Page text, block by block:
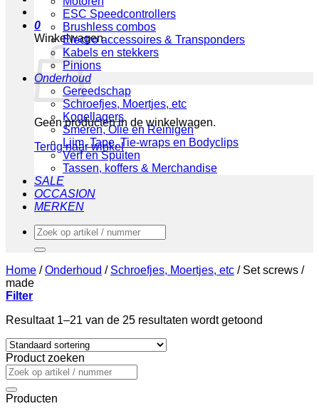
0
Winkelwagen
Geen producten in de winkelwagen.
Terug naar winkel
ESC Speedcontrollers
Brushless combos
Electro accessoires & Transponders
Kabels en stekkers
Pinions
Onderhoud
Gereedschap
Schroefjes, Moertjes, etc
Kogellagers
Smeren, Olie en Reinigen
Lijm, Tape, Tie-wraps en Bodyclips
Verf en Spuiten
Tassen, koffers & Merchandise
SALE
OCCASION
MERKEN
Zoeken
naar:
Home / Onderhoud / Schroefjes, Moertjes, etc /Set screws /
made
Filter
Resultaat 1–21 van de 25 resultaten wordt getoond
Product zoeken
Zoeken
naar:
Producten